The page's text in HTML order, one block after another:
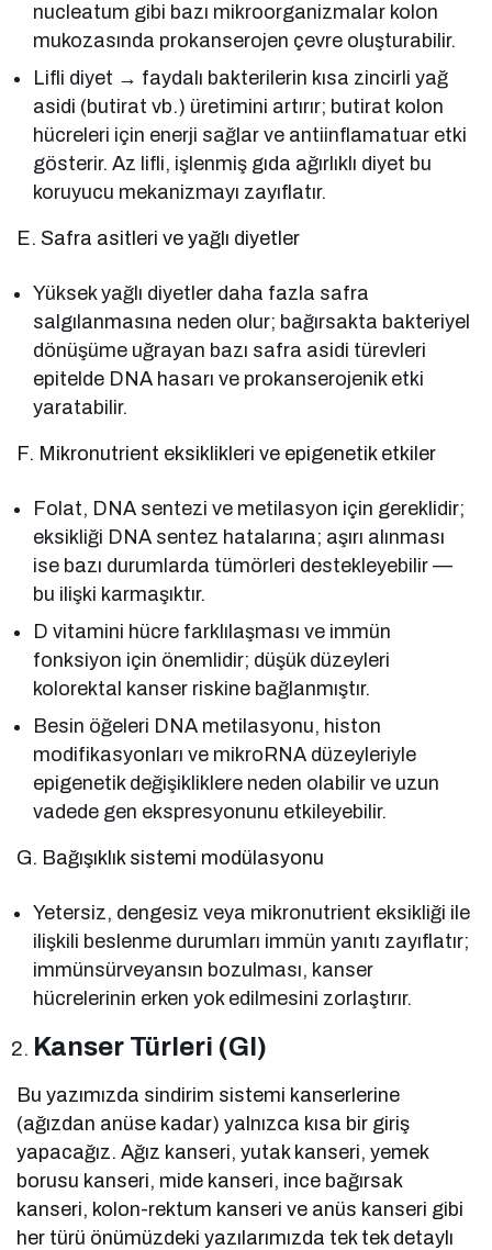
nucleatum gibi bazı mikroorganizmalar kolon
mukozasında prokanserojen çevre oluşturabilir.
Lifli diyet → faydalı bakterilerin kısa zincirli yağ
asidi (butirat vb.) üretimini artırır; butirat kolon
hücreleri için enerji sağlar ve antiinflamatuar etki
gösterir. Az lifli, işlenmiş gıda ağırlıklı diyet bu
koruyucu mekanizmayı zayıflatır.
E. Safra asitleri ve yağlı diyetler
Yüksek yağlı diyetler daha fazla safra
salgılanmasına neden olur; bağırsakta bakteriyel
dönüşüme uğrayan bazı safra asidi türevleri
epitelde DNA hasarı ve prokanserojenik etki
yaratabilir.
F. Mikronutrient eksiklikleri ve epigenetik etkiler
Folat, DNA sentezi ve metilasyon için gereklidir;
eksikliği DNA sentez hatalarına; aşırı alınması
ise bazı durumlarda tümörleri destekleyebilir —
bu ilişki karmaşıktır.
D vitamini hücre farklılaşması ve immün
fonksiyon için önemlidir; düşük düzeyleri
kolorektal kanser riskine bağlanmıştır.
Besin öğeleri DNA metilasyonu, histon
modifikasyonları ve mikroRNA düzeyleriyle
epigenetik değişikliklere neden olabilir ve uzun
vadede gen ekspresyonunu etkileyebilir.
G. Bağışıklık sistemi modülasyonu
Yetersiz, dengesiz veya mikronutrient eksikliği ile
ilişkili beslenme durumları immün yanıtı zayıflatır;
immünsürveyansın bozulması, kanser
hücrelerinin erken yok edilmesini zorlaştırır.
Kanser Türleri (GI)
Bu yazımızda sindirim sistemi kanserlerine
(ağızdan anüse kadar) yalnızca kısa bir giriş
yapacağız. Ağız kanseri, yutak kanseri, yemek
borusu kanseri, mide kanseri, ince bağırsak
kanseri, kolon-rektum kanseri ve anüs kanseri gibi
her türü önümüzdeki yazılarımızda tek tek detaylı